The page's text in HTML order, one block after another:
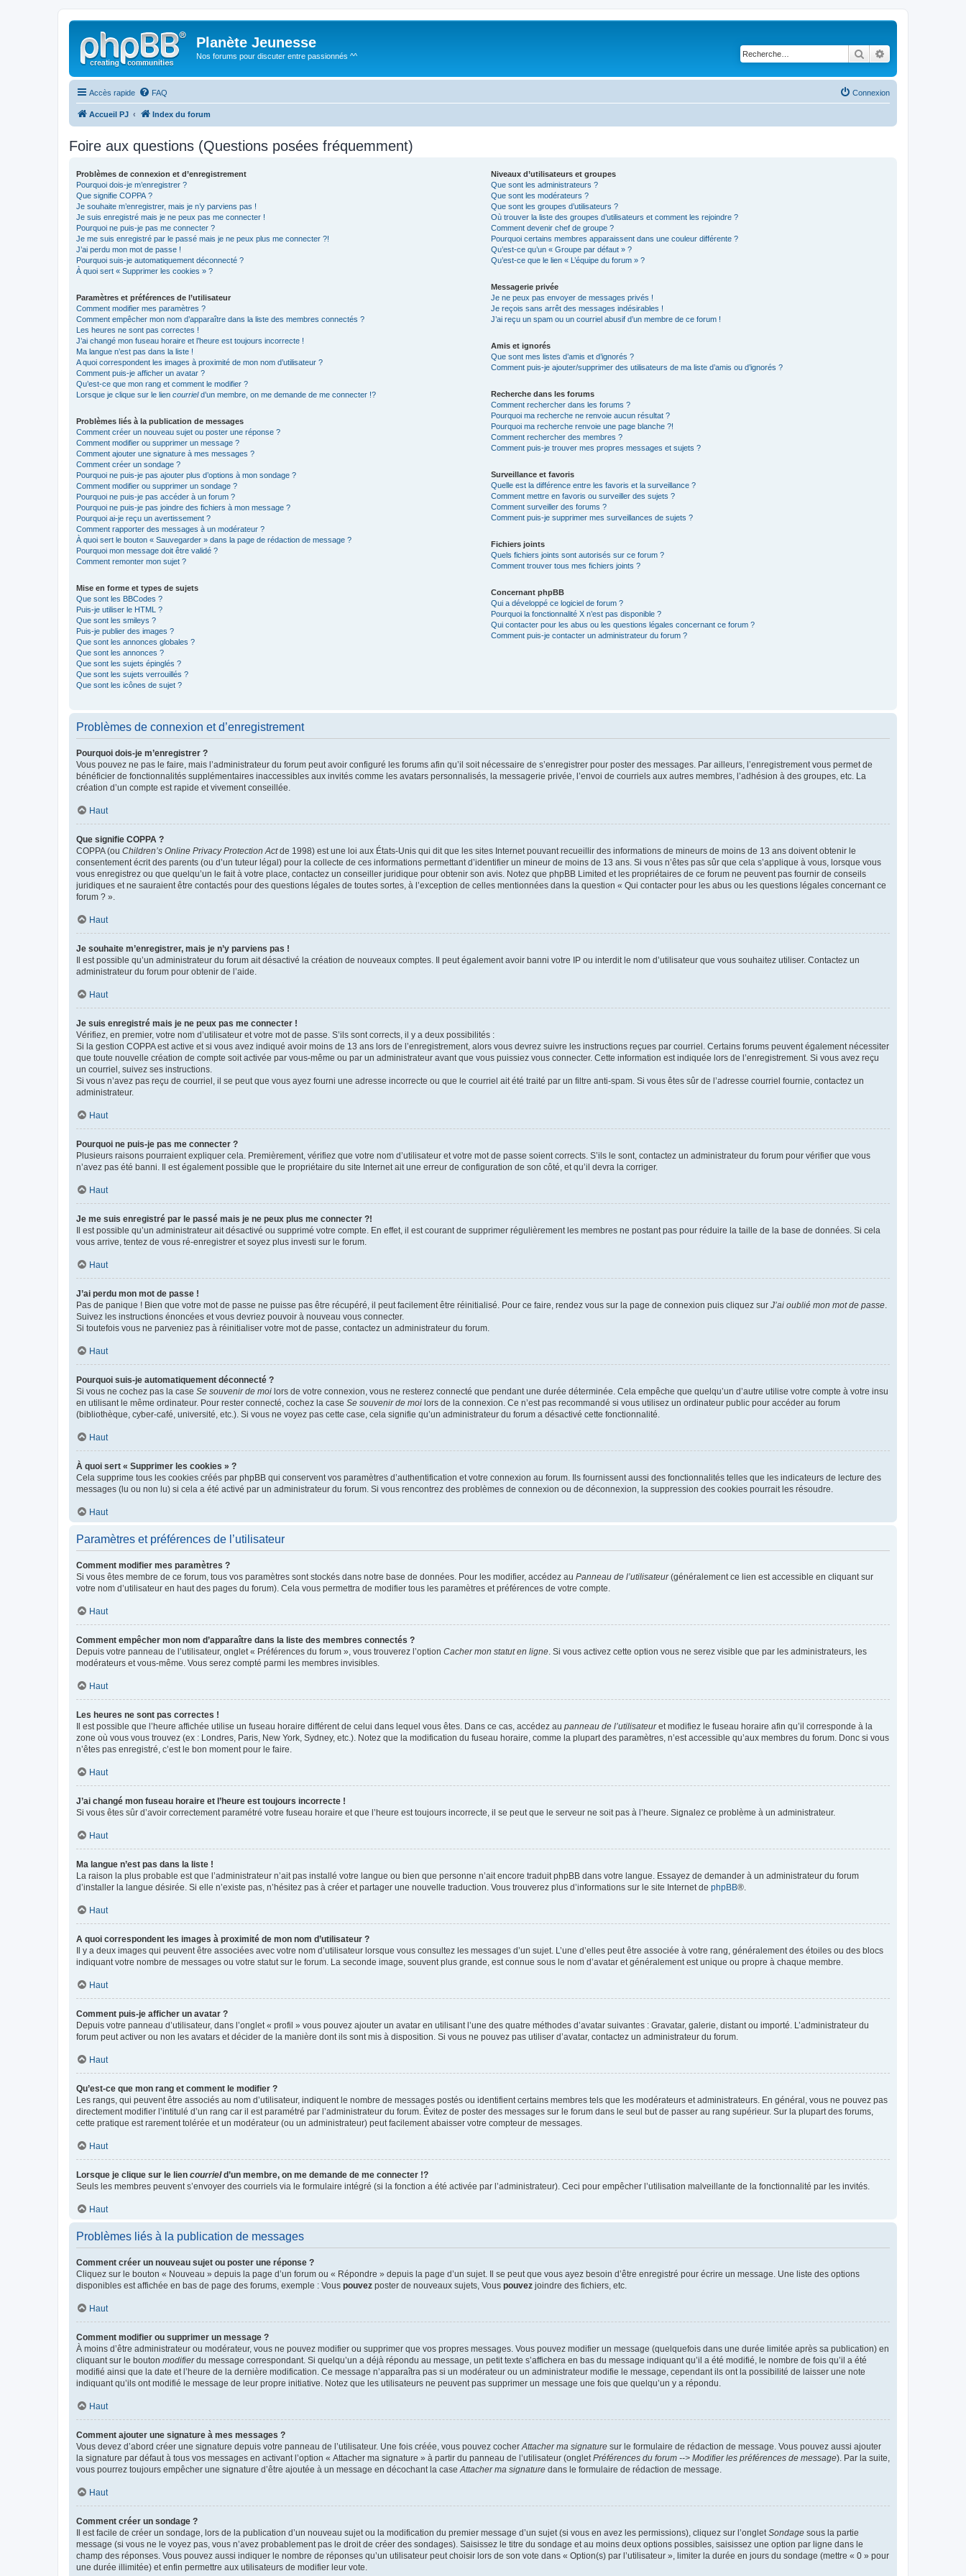
Planète Jeunesse
Nos forums pour discuter entre passionnés ^^ Rechercher
Accès rapide FAQ Connexion
Accueil PJ Index du forum
Foire aux questions (Questions posées fréquemment)
Problèmes de connexion et d’enregistrement
Pourquoi dois-je m’enregistrer ?
Que signifie COPPA ?
Je souhaite m’enregistrer, mais je n’y parviens pas !
Je suis enregistré mais je ne peux pas me connecter !
Pourquoi ne puis-je pas me connecter ?
Je me suis enregistré par le passé mais je ne peux plus me connecter ?!
J’ai perdu mon mot de passe !
Pourquoi suis-je automatiquement déconnecté ?
À quoi sert « Supprimer les cookies » ?
Paramètres et préférences de l’utilisateur
Comment modifier mes paramètres ?
Comment empêcher mon nom d’apparaître dans la liste des membres connectés ?
Les heures ne sont pas correctes !
J’ai changé mon fuseau horaire et l’heure est toujours incorrecte !
Ma langue n’est pas dans la liste !
A quoi correspondent les images à proximité de mon nom d’utilisateur ?
Comment puis-je afficher un avatar ?
Qu’est-ce que mon rang et comment le modifier ?
Lorsque je clique sur le lien courrield’un membre, on me demande de me connecter !?
Problèmes liés à la publication de messages
Comment créer un nouveau sujet ou poster une réponse ?
Comment modifier ou supprimer un message ?
Comment ajouter une signature à mes messages ?
Comment créer un sondage ?
Pourquoi ne puis-je pas ajouter plus d’options à mon sondage ?
Comment modifier ou supprimer un sondage ?
Pourquoi ne puis-je pas accéder à un forum ?
Pourquoi ne puis-je pas joindre des fichiers à mon message ?
Pourquoi ai-je reçu un avertissement ?
Comment rapporter des messages à un modérateur ?
À quoi sert le bouton « Sauvegarder » dans la page de rédaction de message ?
Pourquoi mon message doit être validé ?
Comment remonter mon sujet ?
Mise en forme et types de sujets
Que sont les BBCodes ?
Puis-je utiliser le HTML ?
Que sont les smileys ?
Puis-je publier des images ?
Que sont les annonces globales ?
Que sont les annonces ?
Que sont les sujets épinglés ?
Que sont les sujets verrouillés ?
Que sont les icônes de sujet ?
Niveaux d’utilisateurs et groupes
Que sont les administrateurs ?
Que sont les modérateurs ?
Que sont les groupes d’utilisateurs ?
Où trouver la liste des groupes d’utilisateurs et comment les rejoindre ?
Comment devenir chef de groupe ?
Pourquoi certains membres apparaissent dans une couleur différente ?
Qu’est-ce qu’un « Groupe par défaut » ?
Qu’est-ce que le lien « L’équipe du forum » ?
Messagerie privée
Je ne peux pas envoyer de messages privés !
Je reçois sans arrêt des messages indésirables !
J’ai reçu un spam ou un courriel abusif d’un membre de ce forum !
Amis et ignorés
Que sont mes listes d’amis et d’ignorés ?
Comment puis-je ajouter/supprimer des utilisateurs de ma liste d’amis ou d’ignorés ?
Recherche dans les forums
Comment rechercher dans les forums ?
Pourquoi ma recherche ne renvoie aucun résultat ?
Pourquoi ma recherche renvoie une page blanche ?!
Comment rechercher des membres ?
Comment puis-je trouver mes propres messages et sujets ?
Surveillance et favoris
Quelle est la différence entre les favoris et la surveillance ?
Comment mettre en favoris ou surveiller des sujets ?
Comment surveiller des forums ?
Comment puis-je supprimer mes surveillances de sujets ?
Fichiers joints
Quels fichiers joints sont autorisés sur ce forum ?
Comment trouver tous mes fichiers joints ?
Concernant phpBB
Qui a développé ce logiciel de forum ?
Pourquoi la fonctionnalité X n’est pas disponible ?
Qui contacter pour les abus ou les questions légales concernant ce forum ?
Comment puis-je contacter un administrateur du forum ?
Problèmes de connexion et d’enregistrement
Pourquoi dois-je m’enregistrer ?
Vous pouvez ne pas le faire, mais l’administrateur du forum peut avoir configuré les forums afin qu’il soit nécessaire de s’enregistrer pour poster des messages. Par ailleurs, l’enregistrement vous permet de
bénéficier de fonctionnalités supplémentaires inaccessibles aux invités comme les avatars personnalisés, la messagerie privée, l’envoi de courriels aux autres membres, l’adhésion à des groupes, etc. La
création d’un compte est rapide et vivement conseillée.
Haut
Que signifie COPPA ?
COPPA (ou Children’s Online Privacy Protection Actde 1998) est une loi aux États-Unis qui dit que les sites Internet pouvant recueillir des informations de mineurs de moins de 13 ans doivent obtenir le
consentement écrit des parents (ou d’un tuteur légal) pour la collecte de ces informations permettant d’identifier un mineur de moins de 13 ans. Si vous n’êtes pas sûr que cela s’applique à vous, lorsque vous
vous enregistrez ou que quelqu’un le fait à votre place, contactez un conseiller juridique pour obtenir son avis. Notez que phpBB Limited et les propriétaires de ce forum ne peuvent pas fournir de conseils
juridiques et ne sauraient être contactés pour des questions légales de toutes sortes, à l’exception de celles mentionnées dans la question « Qui contacter pour les abus ou les questions légales concernant ce
forum ? ».
Haut
Je souhaite m’enregistrer, mais je n’y parviens pas !
Il est possible qu’un administrateur du forum ait désactivé la création de nouveaux comptes. Il peut également avoir banni votre IP ou interdit le nom d’utilisateur que vous souhaitez utiliser. Contactez un
administrateur du forum pour obtenir de l’aide.
Haut
Je suis enregistré mais je ne peux pas me connecter !
Vérifiez, en premier, votre nom d’utilisateur et votre mot de passe. S’ils sont corrects, il y a deux possibilités :
Si la gestion COPPA est active et si vous avez indiqué avoir moins de 13 ans lors de l’enregistrement, alors vous devrez suivre les instructions reçues par courriel. Certains forums peuvent également nécessiter
que toute nouvelle création de compte soit activée par vous-même ou par un administrateur avant que vous puissiez vous connecter. Cette information est indiquée lors de l’enregistrement. Si vous avez reçu
un courriel, suivez ses instructions.
Si vous n’avez pas reçu de courriel, il se peut que vous ayez fourni une adresse incorrecte ou que le courriel ait été traité par un filtre anti-spam. Si vous êtes sûr de l’adresse courriel fournie, contactez un
administrateur.
Haut
Pourquoi ne puis-je pas me connecter ?
Plusieurs raisons pourraient expliquer cela. Premièrement, vérifiez que votre nom d’utilisateur et votre mot de passe soient corrects. S’ils le sont, contactez un administrateur du forum pour vérifier que vous
n’avez pas été banni. Il est également possible que le propriétaire du site Internet ait une erreur de configuration de son côté, et qu’il devra la corriger.
Haut
Je me suis enregistré par le passé mais je ne peux plus me connecter ?!
Il est possible qu’un administrateur ait désactivé ou supprimé votre compte. En effet, il est courant de supprimer régulièrement les membres ne postant pas pour réduire la taille de la base de données. Si cela
vous arrive, tentez de vous ré-enregistrer et soyez plus investi sur le forum.
Haut
J’ai perdu mon mot de passe !
Pas de panique ! Bien que votre mot de passe ne puisse pas être récupéré, il peut facilement être réinitialisé. Pour ce faire, rendez vous sur la page de connexion puis cliquez sur J’ai oublié mon mot de passe
Suivez les instructions énoncées et vous devriez pouvoir à nouveau vous connecter.
Si toutefois vous ne parveniez pas à réinitialiser votre mot de passe, contactez un administrateur du forum.
Haut
Pourquoi suis-je automatiquement déconnecté ?
Si vous ne cochez pas la case Se souvenir de moi lors de votre connexion, vous ne resterez connecté que pendant une durée déterminée. Cela empêche que quelqu’un d’autre utilise votre compte à votre insu
en utilisant le même ordinateur. Pour rester connecté, cochez la case Se souvenir de moi lors de la connexion. Ce n’est pas recommandé si vous utilisez un ordinateur public pour accéder au forum
(bibliothèque, cyber-café, université, etc.). Si vous ne voyez pas cette case, cela signifie qu’un administrateur du forum a désactivé cette fonctionnalité.
Haut
À quoi sert « Supprimer les cookies » ?
Cela supprime tous les cookies créés par phpBB qui conservent vos paramètres d’authentification et votre connexion au forum. Ils fournissent aussi des fonctionnalités telles que les indicateurs de lecture des
messages (lu ou non lu) si cela a été activé par un administrateur du forum. Si vous rencontrez des problèmes de connexion ou de déconnexion, la suppression des cookies pourrait les résoudre.
Haut
Paramètres et préférences de l’utilisateur
Comment modifier mes paramètres ?
Si vous êtes membre de ce forum, tous vos paramètres sont stockés dans notre base de données. Pour les modifier, accédez au Panneau de l’utilisateur(généralement ce lien est accessible en cliquant sur
votre nom d’utilisateur en haut des pages du forum). Cela vous permettra de modifier tous les paramètres et préférences de votre compte.
Haut
Comment empêcher mon nom d’apparaître dans la liste des membres connectés ?
Depuis votre panneau de l’utilisateur, onglet « Préférences du forum », vous trouverez l’option Cacher mon statut en ligne . Si vous activez cette option vous ne serez visible que par les administrateurs, les
modérateurs et vous-même. Vous serez compté parmi les membres invisibles.
Haut
Les heures ne sont pas correctes !
Il est possible que l’heure affichée utilise un fuseau horaire différent de celui dans lequel vous êtes. Dans ce cas, accédez au panneau de l’utilisateuret modifiez le fuseau horaire afin qu’il corresponde à la
zone où vous vous trouvez (ex : Londres, Paris, New York, Sydney, etc.). Notez que la modification du fuseau horaire, comme la plupart des paramètres, n’est accessible qu’aux membres du forum. Donc si vous
n’êtes pas enregistré, c’est le bon moment pour le faire.
Haut
J’ai changé mon fuseau horaire et l’heure est toujours incorrecte !
Si vous êtes sûr d’avoir correctement paramétré votre fuseau horaire et que l’heure est toujours incorrecte, il se peut que le serveur ne soit pas à l’heure. Signalez ce problème à un administrateur.
Haut
Ma langue n’est pas dans la liste !
La raison la plus probable est que l’administrateur n’ait pas installé votre langue ou bien que personne n’ait encore traduit phpBB dans votre langue. Essayez de demander à un administrateur du forum
d’installer la langue désirée. Si elle n’existe pas, n’hésitez pas à créer et partager une nouvelle traduction. Vous trouverez plus d’informations sur le site Internet de phpBB®.
Haut
A quoi correspondent les images à proximité de mon nom d’utilisateur ?
Il y a deux images qui peuvent être associées avec votre nom d’utilisateur lorsque vous consultez les messages d’un sujet. L’une d’elles peut être associée à votre rang, généralement des étoiles ou des blocs
indiquant votre nombre de messages ou votre statut sur le forum. La seconde image, souvent plus grande, est connue sous le nom d’avatar et généralement est unique ou propre à chaque membre.
Haut
Comment puis-je afficher un avatar ?
Depuis votre panneau d’utilisateur, dans l’onglet « profil » vous pouvez ajouter un avatar en utilisant l’une des quatre méthodes d’avatar suivantes : Gravatar, galerie, distant ou importé. L’administrateur du
forum peut activer ou non les avatars et décider de la manière dont ils sont mis à disposition. Si vous ne pouvez pas utiliser d’avatar, contactez un administrateur du forum.
Haut
Qu’est-ce que mon rang et comment le modifier ?
Les rangs, qui peuvent être associés au nom d’utilisateur, indiquent le nombre de messages postés ou identifient certains membres tels que les modérateurs et administrateurs. En général, vous ne pouvez pas
directement modifier l’intitulé d’un rang car il est paramétré par l’administrateur du forum. Évitez de poster des messages sur le forum dans le seul but de passer au rang supérieur. Sur la plupart des forums,
cette pratique est rarement tolérée et un modérateur (ou un administrateur) peut facilement abaisser votre compteur de messages.
Haut
Lorsque je clique sur le lien courrield’un membre, on me demande de me connecter !?
Seuls les membres peuvent s’envoyer des courriels via le formulaire intégré (si la fonction a été activée par l’administrateur). Ceci pour empêcher l’utilisation malveillante de la fonctionnalité par les invités.
Haut
Problèmes liés à la publication de messages
Comment créer un nouveau sujet ou poster une réponse ?
Cliquez sur le bouton « Nouveau » depuis la page d’un forum ou « Répondre » depuis la page d’un sujet. Il se peut que vous ayez besoin d’être enregistré pour écrire un message. Une liste des options
disponibles est affichée en bas de page des forums, exemple : Vous pouvez poster de nouveaux sujets, Vous pouvez joindre des fichiers, etc.
Haut
Comment modifier ou supprimer un message ?
À moins d’être administrateur ou modérateur, vous ne pouvez modifier ou supprimer que vos propres messages. Vous pouvez modifier un message (quelquefois dans une durée limitée après sa publication) en
cliquant sur le bouton modifierdu message correspondant. Si quelqu’un a déjà répondu au message, un petit texte s’affichera en bas du message indiquant qu’il a été modifié, le nombre de fois qu’il a été
modifié ainsi que la date et l’heure de la dernière modification. Ce message n’apparaîtra pas si un modérateur ou un administrateur modifie le message, cependant ils ont la possibilité de laisser une note
indiquant qu’ils ont modifié le message de leur propre initiative. Notez que les utilisateurs ne peuvent pas supprimer un message une fois que quelqu’un y a répondu.
Haut
Comment ajouter une signature à mes messages ?
Vous devez d’abord créer une signature depuis votre panneau de l’utilisateur. Une fois créée, vous pouvez cocher Attacher ma signature sur le formulaire de rédaction de message. Vous pouvez aussi ajouter
la signature par défaut à tous vos messages en activant l’option « Attacher ma signature » à partir du panneau de l’utilisateur (onglet Préférences du forum --> Modifier les préférences de message). Par la suite,
vous pourrez toujours empêcher une signature d’être ajoutée à un message en décochant la case Attacher ma signature dans le formulaire de rédaction de message.
Haut
Comment créer un sondage ?
Il est facile de créer un sondage, lors de la publication d’un nouveau sujet ou la modification du premier message d’un sujet (si vous en avez les permissions), cliquez sur l’onglet Sondage sous la partie
message (si vous ne le voyez pas, vous n’avez probablement pas le droit de créer des sondages). Saisissez le titre du sondage et au moins deux options possibles, saisissez une option par ligne dans le
champ des réponses. Vous pouvez aussi indiquer le nombre de réponses qu’un utilisateur peut choisir lors de son vote dans « Option(s) par l’utilisateur », limiter la durée en jours du sondage (mettre « 0 » pour
une durée illimitée) et enfin permettre aux utilisateurs de modifier leur vote.